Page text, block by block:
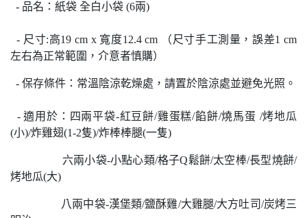
- 品名： 紙袋 全白小袋 (6兩)
- 尺寸:高19 cm x 寬度12.4 cm （尺寸手工測量，誤差1 cm
左右為正常範圍，介意者慎購）
- 保存條件：常溫陰涼乾燥處， 請置於陰涼處並避免光照。
-適用於：四兩平袋-紅豆餅/雞蛋糕/餡餅/燒馬蛋 /烤地瓜
(小)/炸雞翅(1-2隻)/炸棒棒腿(一隻)
六兩小袋-小點心類/格子Q鬆餅/太空棒/長型燒餅/
烤地瓜(大)
八兩中袋-漢堡類/鹽酥雞/大雞腿/大方吐司/炭烤三